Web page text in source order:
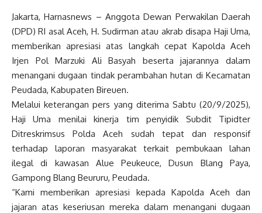
Jakarta, Harnasnews – Anggota Dewan Perwakilan Daerah
(DPD) RI asal Aceh, H. Sudirman atau akrab disapa Haji Uma,
memberikan apresiasi atas langkah cepat Kapolda Aceh
Irjen Pol Marzuki Ali Basyah beserta jajarannya dalam
menangani dugaan tindak perambahan hutan di Kecamatan
Peudada, Kabupaten Bireuen.
Melalui keterangan pers yang diterima Sabtu (20/9/2025),
Haji Uma menilai kinerja tim penyidik Subdit Tipidter
Ditreskrimsus Polda Aceh sudah tepat dan responsif
terhadap laporan masyarakat terkait pembukaan lahan
ilegal di kawasan Alue Peukeuce, Dusun Blang Paya,
Gampong Blang Beururu, Peudada.
“Kami memberikan apresiasi kepada Kapolda Aceh dan
jajaran atas keseriusan mereka dalam menangani dugaan